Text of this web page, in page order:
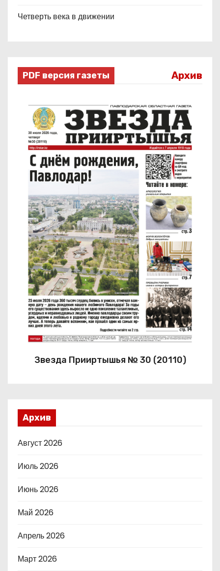
Четверть века в движении
PDF версия газеты Архив
Звезда Прииртышья № 30 (20110)
Архив
Август 2026
Июль 2026
Июнь 2026
Май 2026
Апрель 2026
Март 2026